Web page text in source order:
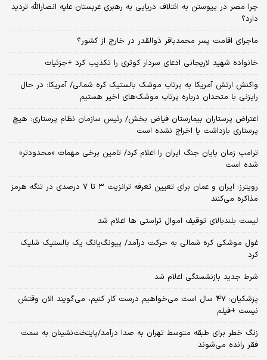
چرا مصر در پیوستن به ائتلاف دریایی به رهبری عربستان علیه انصارالله تردید
دارد؟
ماجرای اقامت پسر محمدباقر ذوالقدر در خارج از کشور؟
خانواده شهید لاریجانی ادعای سردار کوثری را تکذیب کرد +جزئیات
واکنش ارتش آمریکا به پرتاب موشک بالستیک کره شمالی/ آمریکا: در حال
رایزنی با متحدان درباره پرتاب موشک‌های اخیر هستیم
اعتراض پرستاران بیمارستان فیاض بخش/ رئیس سازمان نظام پرستاری: هیچ
پرستاری بازداشت یا اخراج نشده است
ترامپ زمان پایان جنگ ایران را اعلام کرد/ تامین برخی مهمات «محدودتر»
شده است
رویترز: ایران و عمان برای تعیین تعرفه ترانزیت ۳ تا ۷ درصدی در تنگه هرمز
مذاکره می‌کنند
لیست بلندبالای توقیف اموال تراستی ها اعلام شد
غول موشکی کره شمالی به حرکت درآمد/ پیونگ‌یانگ یک بالستیک شلیک
کرد
شرط جدید بازنشستگی اعلام شد
پزشکیان: ۴۷ سال است می‌خواهیم درست کار کنیم، می‌گویند الان وقتش
نیست +فیلم
زنگ خطر برای طبقه متوسط تهران به صدا درآمد/پایتخت‌نشینان به سمت
فقر رانده می‌شوند